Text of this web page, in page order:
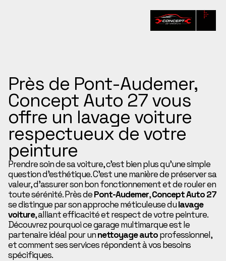
Près de Pont-Audemer,
Concept Auto 27 vous
offre un lavage voiture
respectueux de votre
peinture
Prendre soin de sa voiture, c’est bien plus qu’une simple
question d’esthétique. C’est une manière de préserver sa
valeur, d’assurer son bon fonctionnement et de rouler en
toute sérénité. Près dePont-Audemer,Concept Auto 27
se distingue par son approche méticuleuse dulavage
voiture, alliant efficacité et respect de votre peinture.
Découvrez pourquoi ce garage multimarque est le
partenaire idéal pour unnettoyage autoprofessionnel,
et comment ses services répondent à vos besoins
spécifiques.